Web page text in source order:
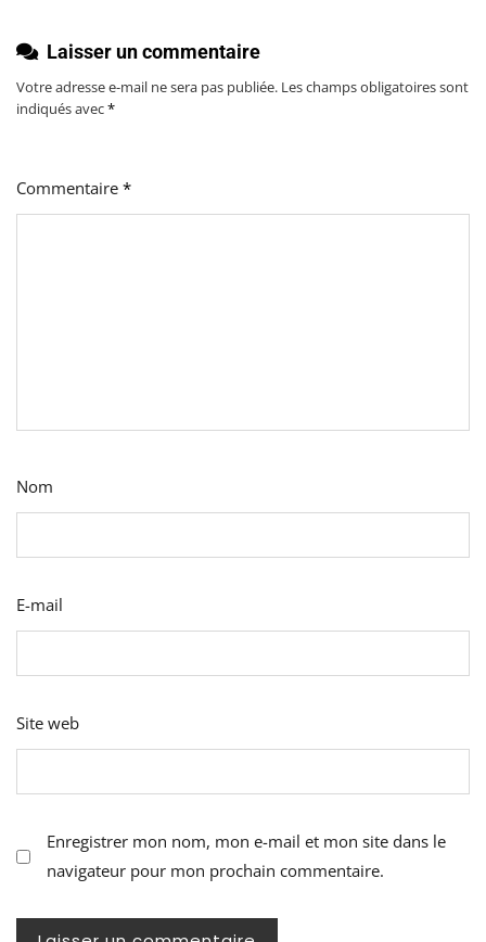
Laisser un commentaire
Votre adresse e-mail ne sera pas publiée. Les champs obligatoires sont
indiqués avec*
Commentaire *
Nom
E-mail
Site web
Enregistrer mon nom, mon e-mail et mon site dans le
navigateur pour mon prochain commentaire.